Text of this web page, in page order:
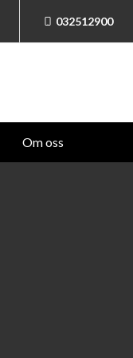
032512900
Om oss